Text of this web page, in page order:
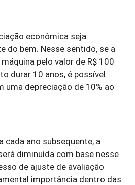
econômica seja
do bem. Nesse sentido, se a
pelo valor de R$ 100
durar 10 anos, é possível
uma depreciação de 10% ao
cada ano subsequente, a
diminuída com base nesse
de ajuste de avaliação
importância dentro das